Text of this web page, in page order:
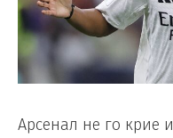
Арсенал не го крие